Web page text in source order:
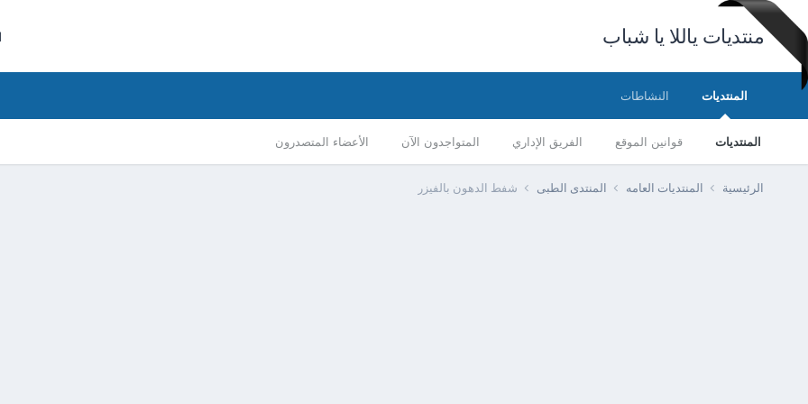
منتديات ياللا يا شباب
المنتديات
المنتديات قوانين الموقع الفريق الإداري المتواجدون الآن الأعضاء المتصدرون
النشاطات
الرئيسية المنتديات العامه المنتدى الطبى شفط الدهون بالفيزر